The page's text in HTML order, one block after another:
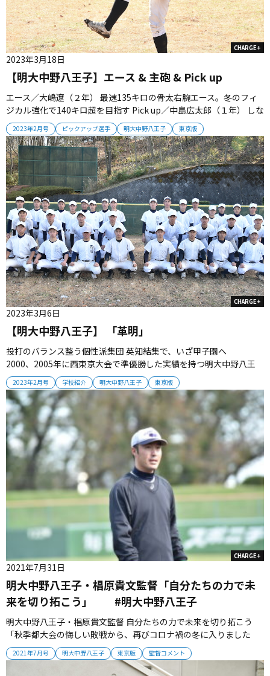
CHARGE+
2023年2月号 ピックアップ選手 明大中野八王子 東京版
【明大中野八王子】エース & 主砲 & Pick up
2023年3月18日
エース／大嶋遼（２年） 最速135キロの骨太右腕エース。冬のフィ
ジカル強化で140キロ超を目指す Pick up／中島広太郎（１年） しな
やかな腕の振りから伸びのあるストレートを投げ込む「未完の大
器」 主砲／西川幸史朗（２年＝右翼手） 打撃センスと長打力を備え
る絶対的な存在。勝負強い打撃でチームを牽引する...
CHARGE+
2023年2月号 学校紹介 明大中野八王子 東京版
【明大中野八王子】 「革明」
2023年3月6日
投打のバランス整う個性派集団 英知結集で、いざ甲子園へ
2000、2005年に西東京大会で準優勝した実績を持つ明大中野八王
子。2023年のチームは「革明」をスローガンに新たな歴史を作って
いく。 ■我”の強いチームが本領発揮 2023年のチームは「良い意
味で“我”の強いチーム」（椙原貴文監督）だ。選手たちがそれぞ...
CHARGE+
2021年7月号 明大中野八王子 東京版 監督コメント
明大中野八王子・椙原貴文監督「自分たちの力で未
来を切り拓こう」 #明大中野八王子
2021年7月31日
明大中野八王子・椙原貴文監督 自分たちの力で未来を切り拓こう
「秋季都大会の悔しい敗戦から、再びコロナ禍の冬に入りました
が、選手たちは気持ちを切らすことなく努力し続けてきました。今
年は勝たなければいけないチームというよりも、勝ってほしいチー
ム。自分たちの力で未来を切り拓いてくれることを願っています」